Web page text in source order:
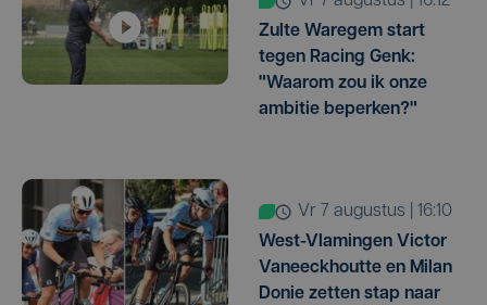
Zulte Waregem start
tegen Racing Genk:
"Waarom zou ik onze
ambitie beperken?"
vr 7 augustus | 16:10
West-Vlamingen Victor
Vaneeckhoutte en Milan
Donie zetten stap naar